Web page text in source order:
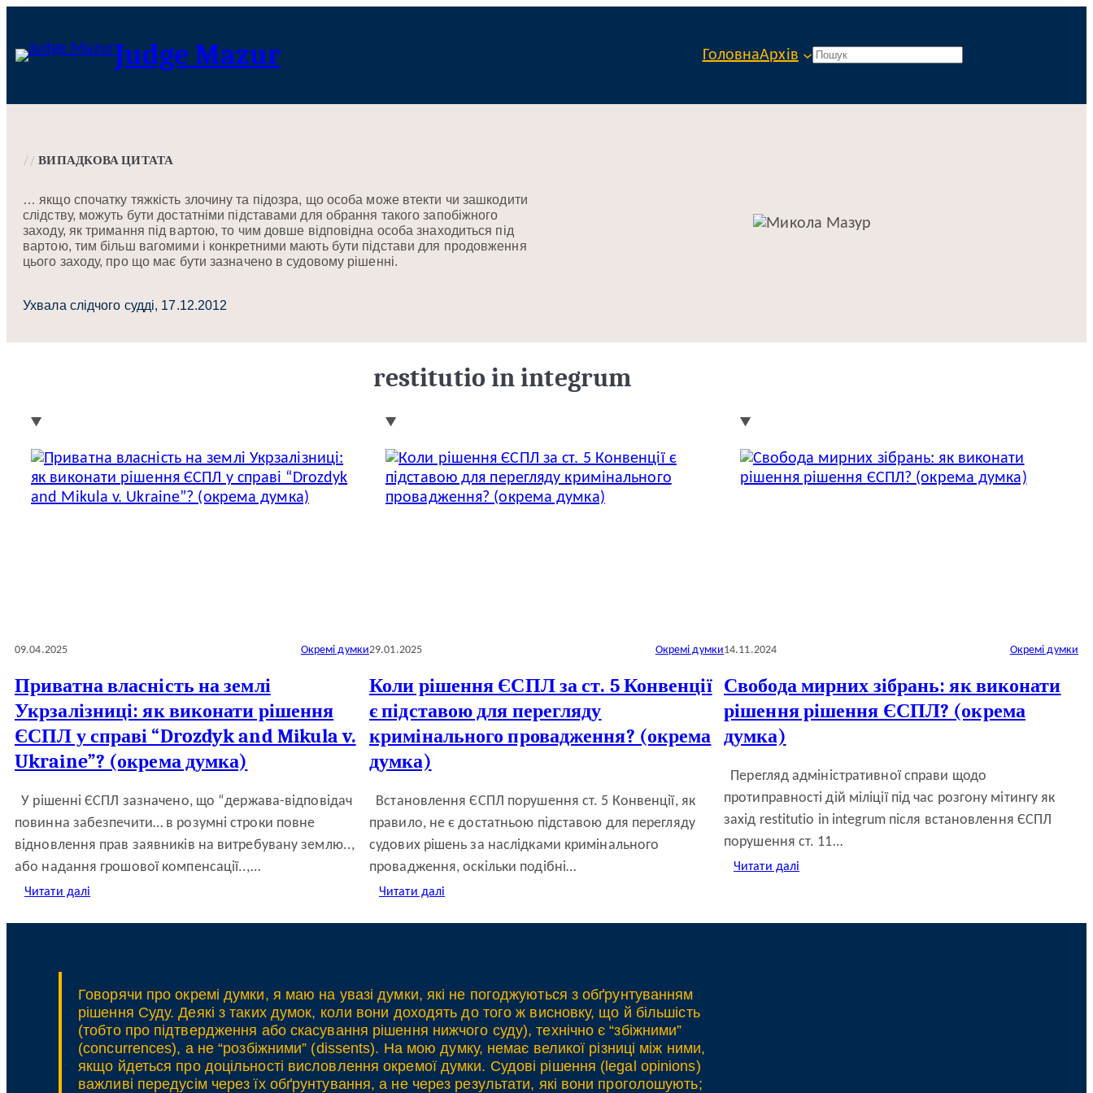
вмісту
Judge Mazur ГоловнаАрхів Пошук
// ВИПАДКОВА ЦИТАТА
… якщо спочатку тяжкість злочину та підозра, що особа може втекти чи зашкодити
слідству, можуть бути достатніми підставами для обрання такого запобіжного
заходу, як тримання під вартою, то чим довше відповідна особа знаходиться під
вартою, тим більш вагомими і конкретними мають бути підстави для продовження
цього заходу, про що має бути зазначено в судовому рішенні.
Ухвала слідчого судді, 17.12.2012
restitutio in integrum
09.04.2025 Окремі думки
Приватна власність на землі
Укрзалізниці: як виконати рішення
ЄСПЛ у справі “Drozdyk and Mikula v.
Ukraine”? (окрема думка)
У рішенні ЄСПЛ зазначено, що “держава-відповідач
повинна забезпечити… в розумні строки повне
відновлення прав заявників на витребувану землю..,
або надання грошової компенсації..,…
Читати далі
власність
виконати
рішення
ЄСПЛ
у
справі
“Drozdyk
29.01.2025 Окремі думки
Коли рішення ЄСПЛ за ст. 5 Конвенції
є підставою для перегляду
кримінального провадження? (окрема
думка)
Встановлення ЄСПЛ порушення ст. 5 Конвенції, як
правило, не є достатньою підставою для перегляду
судових рішень за наслідками кримінального
провадження, оскільки подібні…
Читати далі
рішення
Конвенції
є
підставою
для
перегляду
кримінального
14.11.2024 Окремі думки
Свобода мирних зібрань: як виконати
рішення рішення ЄСПЛ? (окрема
думка)
Перегляд адміністративної справи щодо
протиправності дій міліції під час розгону мітингу як
захід restitutio in integrum після встановлення ЄСПЛ
порушення ст. 11…
Читати далі
Говорячи про окремі думки, я маю на увазі думки, які не погоджуються з обґрунтуванням
рішення Суду. Деякі з таких думок, коли вони доходять до того ж висновку, що й більшість
(тобто про підтвердження або скасування рішення нижчого суду), технічно є “збіжними”
(concurrences), а не “розбіжними” (dissents). На мою думку, немає великої різниці між ними,
якщо йдеться про доцільності висловлення окремої думки. Судові рішення (legal opinions)
важливі передусім через їх обґрунтування, а не через результати, які вони проголошують;